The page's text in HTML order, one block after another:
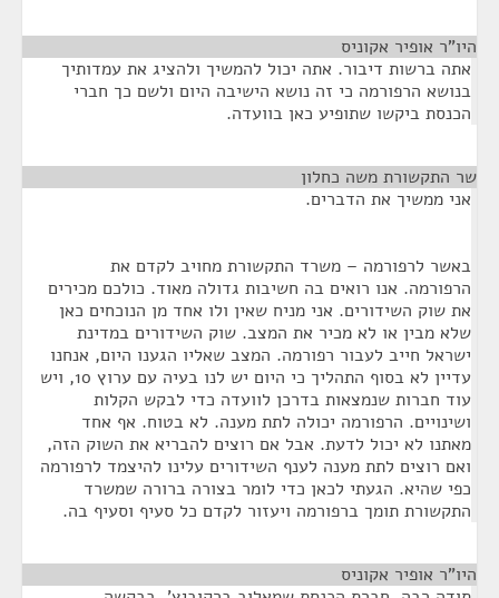
היו"ר אופיר אקוניס
אתה ברשות דיבור. אתה יכול להמשיך ולהציג את עמדותיך
בנושא הרפורמה כי זה נושא הישיבה היום ולשם כך חברי
הכנסת ביקשו שתופיע כאן בוועדה.
שר התקשורת משה כחלון
אני ממשיך את הדברים.
באשר לרפורמה – משרד התקשורת מחויב לקדם את
הרפורמה. אנו רואים בה חשיבות גדולה מאוד. כולכם מכירים
את שוק השידורים. אני מניח שאין ולו אחד מן הנוכחים כאן
שלא מבין או לא מכיר את המצב. שוק השידורים במדינת
ישראל חייב לעבור רפורמה. המצב שאליו הגענו היום, אנחנו
עדיין לא בסוף התהליך כי היום יש לנו בעיה עם ערוץ 10, ויש
עוד חברות שנמצאות בדרכן לוועדה כדי לבקש הקלות
ושינויים. הרפורמה יכולה לתת מענה. לא בטוח. אף אחד
מאתנו לא יכול לדעת. אבל אם רוצים להבריא את השוק הזה,
ואם רוצים לתת מענה לענף השידורים עלינו להיצמד לרפורמה
כפי שהיא. הגעתי לכאן כדי לומר בצורה ברורה שמשרד
התקשורת תומך ברפורמה ויעזור לקדם כל סעיף וסעיף בה.
היו"ר אופיר אקוניס